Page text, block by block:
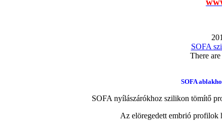
SOFA
There
SOFA
SOFA nyílászárókhoz szilikon tömítő
Az elöregedett embrió profilok